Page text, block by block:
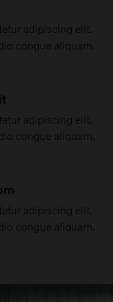
adipiscing elit.
congue aliquam.
adipiscing elit.
congue aliquam.
adipiscing elit.
congue aliquam.